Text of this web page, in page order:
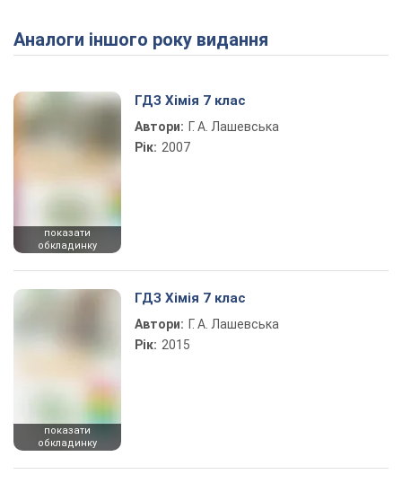
Play Video
Аналоги іншого року видання
показати
обкладинку
ГДЗ Хімія 7 клас
Автори: Г. А. Лашевська
Рік: 2007
показати
обкладинку
ГДЗ Хімія 7 клас
Автори: Г. А. Лашевська
Рік: 2015